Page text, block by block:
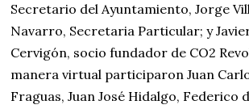
Secretario del Ayuntamiento, Jorge
Navarro, Secretaria Particular; y
Cervigón, socio fundador de CO2
manera virtual participaron Juan
Fraguas, Juan José Hidalgo, Federico